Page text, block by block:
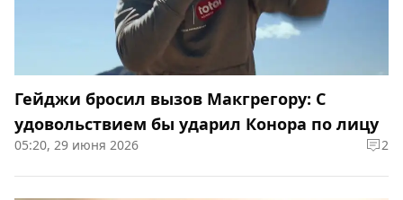
Гейджи бросил вызов Макгрегору: С
удовольствием бы ударил Конора по лицу
05:20, 29 июня 2026 2